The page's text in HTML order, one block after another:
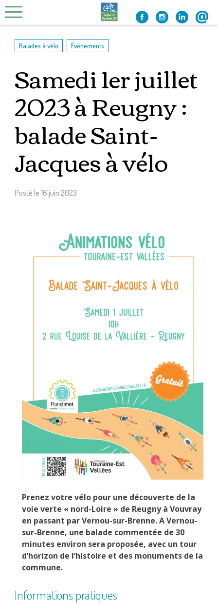
Skip
to
Balades à vélo Événements
Samedi 1er juillet
2023 à Reugny :
balade Saint-
Jacques à vélo
Posté le 16 juin 2023
Prenez votre vélo pour une découverte de la
voie verte « nord-Loire » de Reugny à Vouvray
en passant par Vernou-sur-Brenne. A Vernou-
sur-Brenne, une balade commentée de 30
minutes environ sera proposée, avec un tour
d’horizon de l’histoire et des monuments de la
commune.
Informations pratiques